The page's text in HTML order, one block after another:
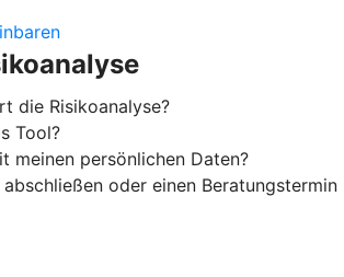
die Risikoanalyse?
Tool?
meinen persönlichen Daten?
oder einen Beratungstermin